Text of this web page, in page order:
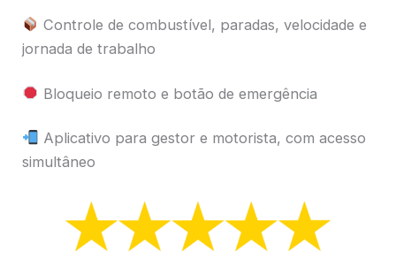
Controle de combustível, paradas, velocidade e
jornada de trabalho
Bloqueio remoto e botão de emergência
Aplicativo para gestor e motorista, com acesso
simultâneo